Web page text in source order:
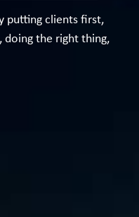
putting clients first,
doing the right thing,